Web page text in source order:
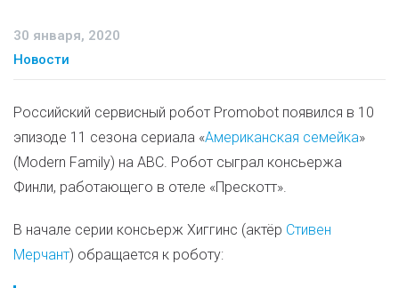
30 января, 2020
Новости
Российский сервисный робот Promobot появился в 10
эпизоде 11 сезона сериала «Американская семейка»
(Modern Family) на ABC. Робот сыграл консьержа
Финли, работающего в отеле «Прескотт».
В начале серии консьерж Хиггинс (актёр Стивен
Мерчант) обращается к роботу: